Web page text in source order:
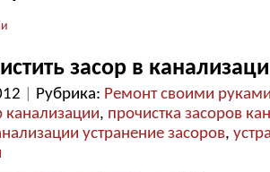
засор в
Рубрика: Ремонт своими
канализации, прочистка засоров
устранение засоров,